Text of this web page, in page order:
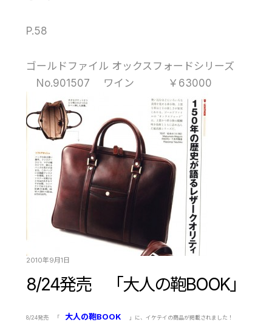
P.58
ゴールドファイル オックスフォードシリーズ
No.901507 ワイン ￥63000
2010年9月1日
8/24発売 「大人の鞄BOOK」
8/24発売 「 大人の鞄BOOK 」に、イケテイの商品が掲載されました！